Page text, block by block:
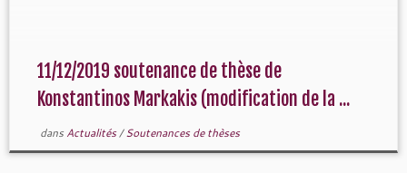
11/12/2019 soutenance de thèse de
Konstantinos Markakis (modification de la ...
dans Actualités/Soutenances de thèses